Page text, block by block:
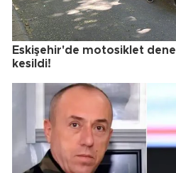
Eskişehir'de motosiklet
kesildi!